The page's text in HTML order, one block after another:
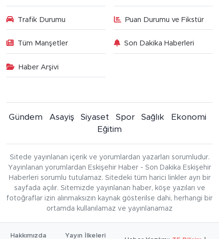
Trafik Durumu Puan Durumu ve Fikstür
Tüm Manşetler Son Dakika Haberleri
Haber Arşivi
Gündem Asayiş Siyaset Spor Sağlık
Ekonomi
Eğitim
Sitede yayınlanan içerik ve yorumlardan yazarları sorumludur.
Yayınlanan yorumlardan Eskişehir Haber - Son Dakika Eskişehir
Haberleri sorumlu tutulamaz. Sitedeki tüm harici linkler ayrı bir
sayfada açılır. Sitemizde yayınlanan haber, köşe yazıları ve
fotoğraflar izin alınmaksızın kaynak gösterilse dahi, herhangi bir
ortamda kullanılamaz ve yayınlanamaz
Hakkımızda Yayın İlkeleri